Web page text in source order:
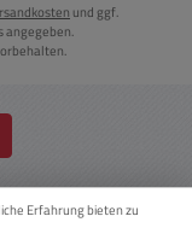
und ggf.
angegeben.
Erfahrung bieten zu